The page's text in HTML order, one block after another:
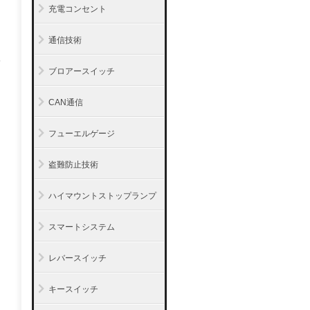
充電コンセント
通信技術
ブロアースイッチ
CAN通信
フューエルゲージ
盗難防止技術
ハイマウントストップランプ
スマートシステム
レバースイッチ
キースイッチ